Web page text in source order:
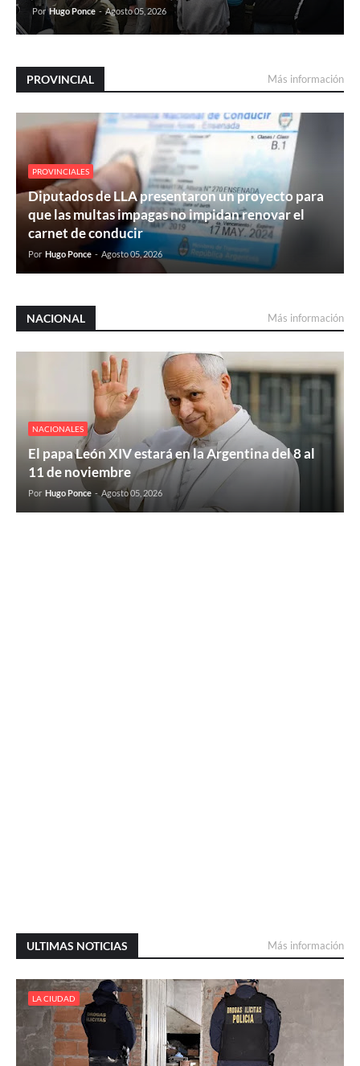
Por Hugo Ponce - Agosto 05, 2026
PROVINCIAL Más información
PROVINCIALES
Diputados de LLA presentaron un proyecto para
que las multas impagas no impidan renovar el
carnet de conducir
Por Hugo Ponce - Agosto 05, 2026
NACIONAL Más información
NACIONALES
El papa León XIV estará en la Argentina del 8 al
11 de noviembre
Por Hugo Ponce - Agosto 05, 2026
ULTIMAS NOTICIAS Más información
LA CIUDAD